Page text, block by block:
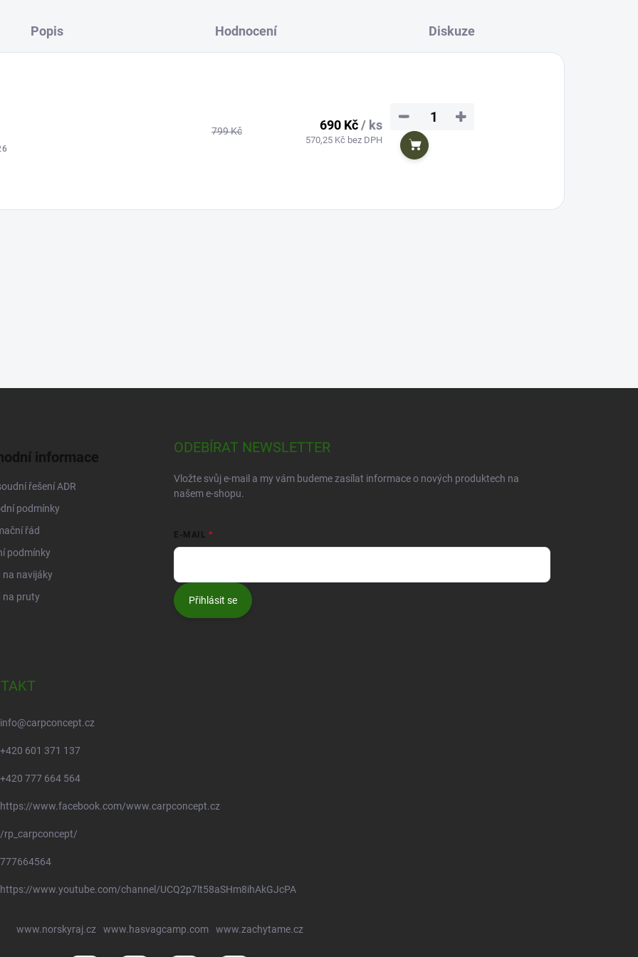
Popis Hodnocení Diskuze
799 Kč 690 Kč/ ks
570,25 Kč bez DPH
+
−
Do košíku
informace
řešení ADR
podmínky
řád
podmínky
na navijáky
na pruty
ODEBÍRAT NEWSLETTER
Vložte svůj e-mail a my vám budeme zasílat informace o nových produktech na
našem e-shopu.
E-MAIL
Přihlásit se
info@carpconcept.cz
+420 601 371 137
+420 777 664 564
https://www.facebook.com/www.carpconcept.cz
/rp_carpconcept/
777664564
https://www.youtube.com/channel/UCQ2p7lt58aSHm8ihAkGJcPA
www.norskyraj.cz www.hasvagcamp.com www.zachytame.cz